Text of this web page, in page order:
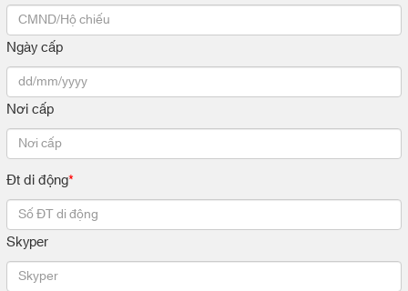
Ngày cấp
Nơi cấp
Đt di động*
Skyper